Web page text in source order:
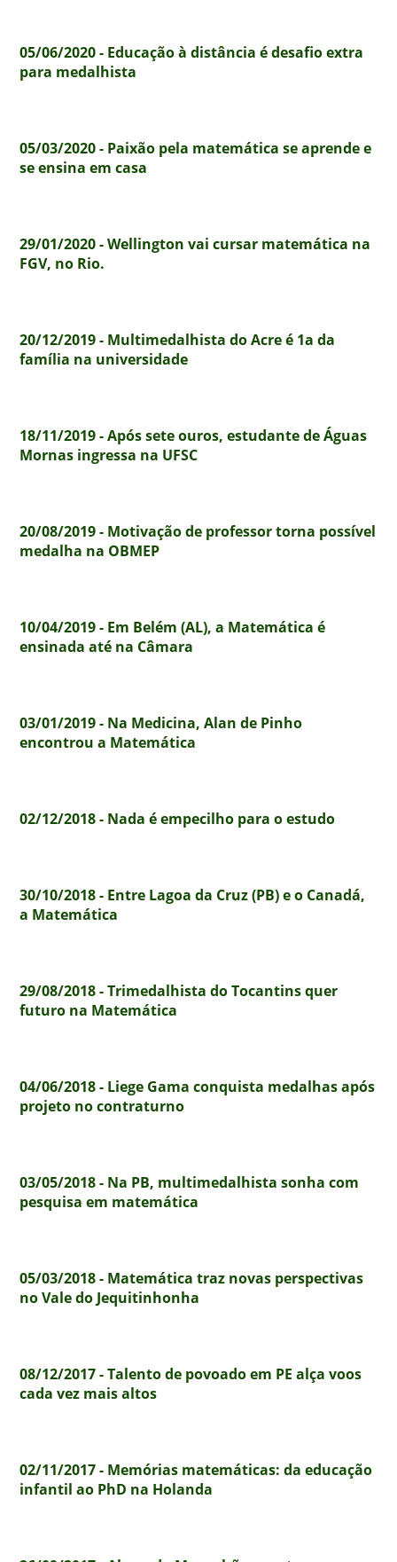
05/06/2020 - Educação à distância é desafio extra
para medalhista
05/03/2020 - Paixão pela matemática se aprende e
se ensina em casa
29/01/2020 - Wellington vai cursar matemática na
FGV, no Rio.
20/12/2019 - Multimedalhista do Acre é 1a da
família na universidade
18/11/2019 - Após sete ouros, estudante de Águas
Mornas ingressa na UFSC
20/08/2019 - Motivação de professor torna possível
medalha na OBMEP
10/04/2019 - Em Belém (AL), a Matemática é
ensinada até na Câmara
03/01/2019 - Na Medicina, Alan de Pinho
encontrou a Matemática
02/12/2018 - Nada é empecilho para o estudo
30/10/2018 - Entre Lagoa da Cruz (PB) e o Canadá,
a Matemática
29/08/2018 - Trimedalhista do Tocantins quer
futuro na Matemática
04/06/2018 - Liege Gama conquista medalhas após
projeto no contraturno
03/05/2018 - Na PB, multimedalhista sonha com
pesquisa em matemática
05/03/2018 - Matemática traz novas perspectivas
no Vale do Jequitinhonha
08/12/2017 - Talento de povoado em PE alça voos
cada vez mais altos
02/11/2017 - Memórias matemáticas: da educação
infantil ao PhD na Holanda